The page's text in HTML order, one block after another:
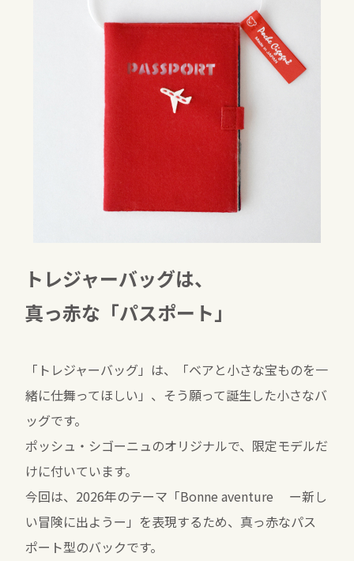
トレジャーバッグは、
真っ赤な「パスポート」
「トレジャーバッグ」は、「ベアと小さな宝ものを一
緒に仕舞ってほしい」、そう願って誕生した小さなバ
ッグです。
ポッシュ・シゴーニュのオリジナルで、限定モデルだ
けに付いています。
今回は、2026年のテーマ「Bonne aventure ー新し
い冒険に出ようー」を表現するため、真っ赤なパス
ポート型のバックです。